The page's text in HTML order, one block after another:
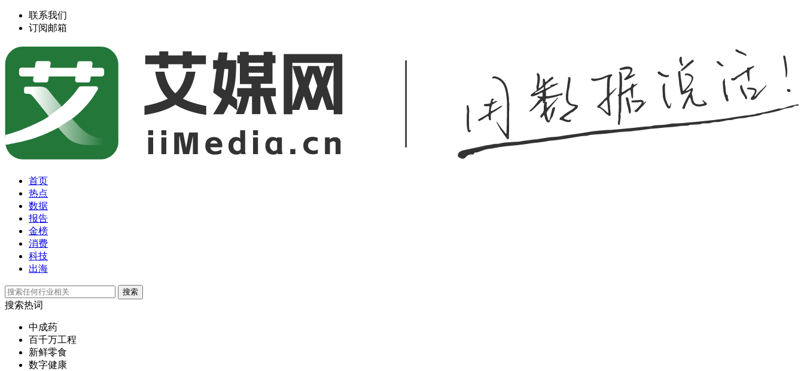
联系我们
订阅邮箱
首页
热点
数据
报告
金榜
消费
科技
出海
搜索
搜索热词
中成药
百千万工程
新鲜零食
数字健康